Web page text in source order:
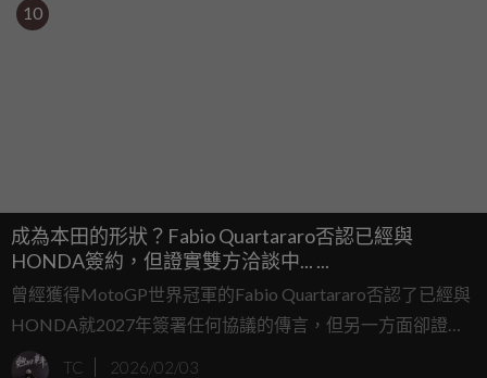
10
成為本田的形狀？Fabio Quartararo否認已經與
HONDA簽約，但證實雙方洽談中... ...
曾經獲得MotoGP世界冠軍的Fabio Quartararo否認了已經與
HONDA就2027年簽署任何協議的傳言，但另一方面卻證實
了正在與HONDA進行談判。
TC 2026/02/03